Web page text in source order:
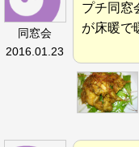
同窓会
2016.01.23
プチ同窓
が床暖で